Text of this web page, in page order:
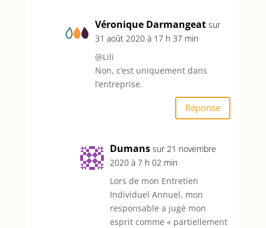
Véronique Darmangeat sur
31 août 2020 à 17 h 37 min
@Lili
Non, c’est uniquement dans
l’entreprise.
Réponse
Dumans sur 21 novembre
2020 à 7 h 02 min
Lors de mon Entretien
Individuel Annuel, mon
responsable a jugé mon
esprit comme « partiellement